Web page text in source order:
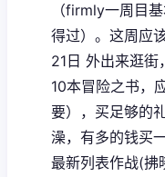
（firmly一周目
得过）。这周应
21日 外出来逛街
10本冒险之书，
要），买足够的
澡，有多的钱买
最新列表作战(